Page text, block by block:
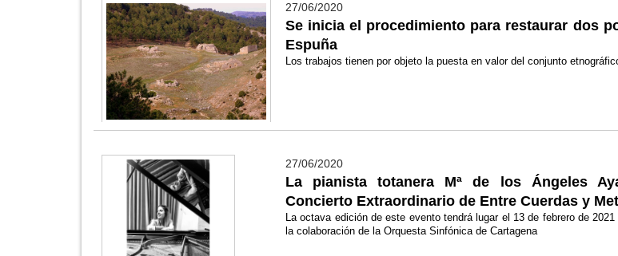
27/06/2020
Se inicia el procedimiento para restaurar dos
Espuña
Los trabajos tienen por objeto la puesta en valor del conjunto
27/06/2020
La pianista totanera Mª de los Ángeles
Concierto Extraordinario de Entre Cuerdas y
La octava edición de este evento tendrá lugar el 13 de febrero de
la colaboración de la Orquesta Sinfónica de Cartagena